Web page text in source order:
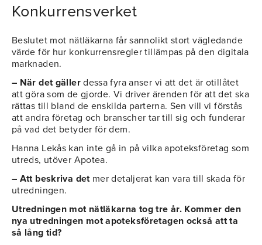
Konkurrensverket
Beslutet mot nätläkarna får sannolikt stort vägledande
värde för hur konkurrensregler tillämpas på den digitala
marknaden.
– När det gällerdessa fyra anser vi att det är otillåtet
att göra som de gjorde. Vi driver ärenden för att det ska
rättas till bland de enskilda parterna. Sen vill vi förstås
att andra företag och branscher tar till sig och funderar
på vad det betyder för dem.
Hanna Lekås kan inte gå in på vilka apoteksföretag som
utreds, utöver Apotea.
– Att beskriva detmer detaljerat kan vara till skada för
utredningen.
Utredningen mot nätläkarna tog tre år. Kommer den
nya utredningen mot apoteksföretagen också att ta
så lång tid?